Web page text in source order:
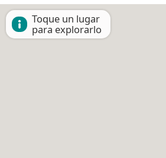
Toque un lugar
para explorarlo